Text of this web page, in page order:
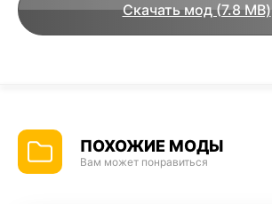
Скачать мод (7.8 MB)
ПОХОЖИЕ МОДЫ
Вам может понравиться